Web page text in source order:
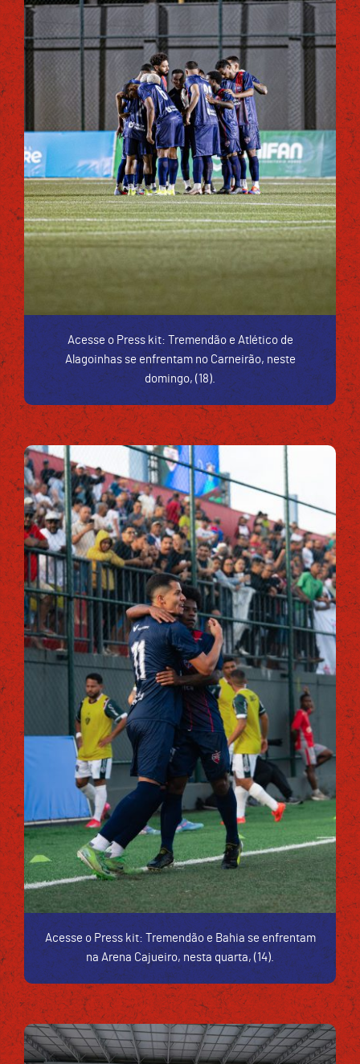
Acesse o Press kit: Tremendão e Atlético de
Alagoinhas se enfrentam no Carneirão, neste
domingo, (18).
Acesse o Press kit: Tremendão e Bahia se enfrentam
na Arena Cajueiro, nesta quarta, (14).